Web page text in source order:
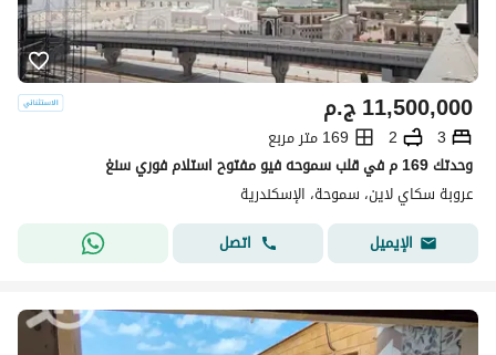
ج.م11,500,000
3
2
169 متر مربع
وحدتك 169 م في قلب سموحه فيو مفتوح استلام فوري سنغ
عروبة سكاي لاين، سموحة، الإسكندرية
الإيميل
اتصل